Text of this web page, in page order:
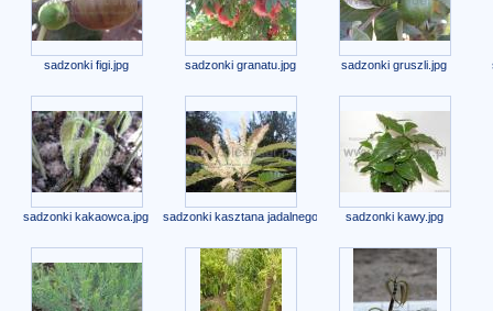
sadzonki figi.jpg sadzonki granatu.jpg sadzonki gruszli.jpg
sadzonki kakaowca.jpg sadzonki kasztana jadalnego.jpg sadzonki kawy.jpg